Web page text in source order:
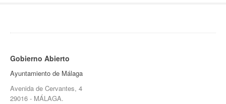
Gobierno Abierto
Ayuntamiento de Málaga
Avenida de Cervantes, 4
29016 - MÁLAGA.